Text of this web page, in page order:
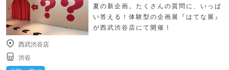
夏の新企画。たくさんの質問に、いっぱ
い答える！体験型の企画展『はてな展』
が西武渋谷店にて開催！
西武渋谷店
渋谷